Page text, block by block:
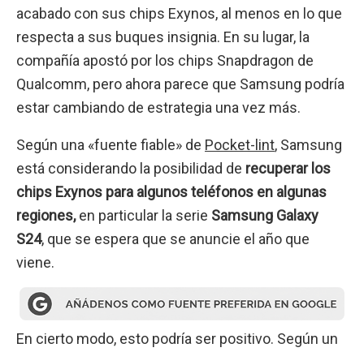
acabado con sus chips Exynos, al menos en lo que
respecta a sus buques insignia. En su lugar, la
compañía apostó por los chips Snapdragon de
Qualcomm, pero ahora parece que Samsung podría
estar cambiando de estrategia una vez más.
Según una «fuente fiable» de Pocket-lint, Samsung
está considerando la posibilidad de recuperar los
chips Exynos para algunos teléfonos en algunas
regiones,en particular la serie Samsung Galaxy
S24, que se espera que se anuncie el año que
viene.
En cierto modo, esto podría ser positivo. Según un